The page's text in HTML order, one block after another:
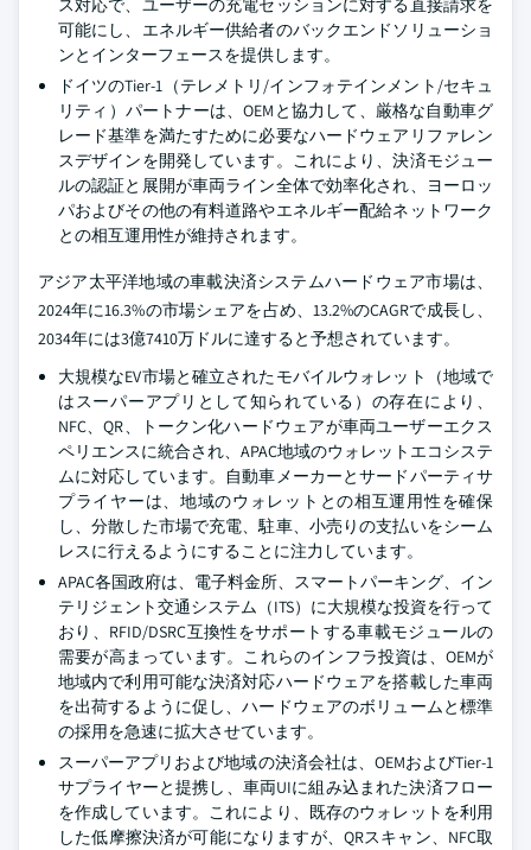
ス対応で、ユーザーの充電セッションに対する直接請求を
可能にし、エネルギー供給者のバックエンドソリューショ
ンとインターフェースを提供します。
ドイツのTier-1（テレメトリ/インフォテインメント/セキュ
リティ）パートナーは、OEMと協力して、厳格な自動車グ
レード基準を満たすために必要なハードウェアリファレン
スデザインを開発しています。これにより、決済モジュー
ルの認証と展開が車両ライン全体で効率化され、ヨーロッ
パおよびその他の有料道路やエネルギー配給ネットワーク
との相互運用性が維持されます。
アジア太平洋地域の車載決済システムハードウェア市場は、
2024年に16.3%の市場シェアを占め、13.2%のCAGRで成長し、
2034年には3億7410万ドルに達すると予想されています。
大規模なEV市場と確立されたモバイルウォレット（地域で
はスーパーアプリとして知られている）の存在により、
NFC、QR、トークン化ハードウェアが車両ユーザーエクス
ペリエンスに統合され、APAC地域のウォレットエコシステ
ムに対応しています。自動車メーカーとサードパーティサ
プライヤーは、地域のウォレットとの相互運用性を確保
し、分散した市場で充電、駐車、小売りの支払いをシーム
レスに行えるようにすることに注力しています。
APAC各国政府は、電子料金所、スマートパーキング、イン
テリジェント交通システム（ITS）に大規模な投資を行って
おり、RFID/DSRC互換性をサポートする車載モジュールの
需要が高まっています。これらのインフラ投資は、OEMが
地域内で利用可能な決済対応ハードウェアを搭載した車両
を出荷するように促し、ハードウェアのボリュームと標準
の採用を急速に拡大させています。
スーパーアプリおよび地域の決済会社は、OEMおよびTier-1
サプライヤーと提携し、車両UIに組み込まれた決済フロー
を作成しています。これにより、既存のウォレットを利用
した低摩擦決済が可能になりますが、QRスキャン、NFC取